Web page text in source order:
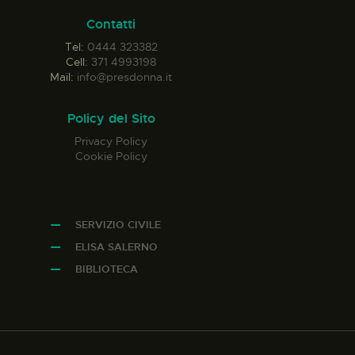
Contatti
Tel: 0444 323382
Cell: 371 4993198
Mail: info@presdonna.it
Policy del Sito
Privacy Policy
Cookie Policy
SERVIZIO CIVILE
ELISA SALERNO
BIBLIOTECA